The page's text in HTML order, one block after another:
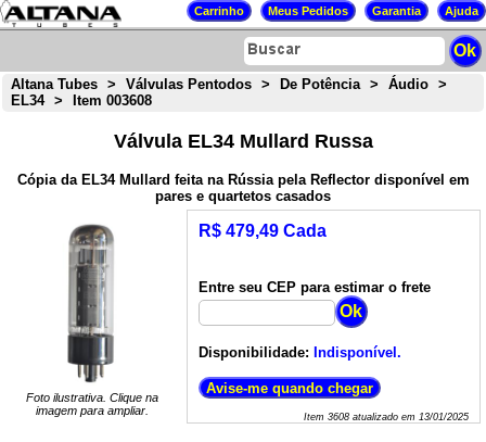
Altana Tubes > Válvulas Pentodos > De Potência > Áudio
>
EL34
> Item 003608
Válvula EL34 Mullard Russa
Cópia da EL34 Mullard feita na Rússia pela Reflector disponível em
pares e quartetos casados
Foto ilustrativa. Clique na
imagem para ampliar.
R$ 479,49 Cada
Entre seu CEP para estimar o frete
Disponibilidade: Indisponível.
Item 3608atualizado em 13/01/2025